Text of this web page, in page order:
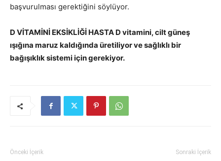
başvurulması gerektiğini söylüyor.
D VİTAMİNİ EKSİKLİĞİ HASTA D vitamini, cilt güneş
ışığına maruz kaldığında üretiliyor ve sağlıklı bir
bağışıklık sistemi için gerekiyor.
Önceki İçerik Sonraki İçerik